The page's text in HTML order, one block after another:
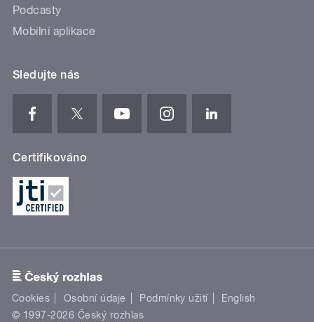
Podcasty
Mobilní aplikace
Sledujte nás
Certifikováno
Cookies Osobní údaje Podmínky užití
English
© 1997-2026 Český rozhlas